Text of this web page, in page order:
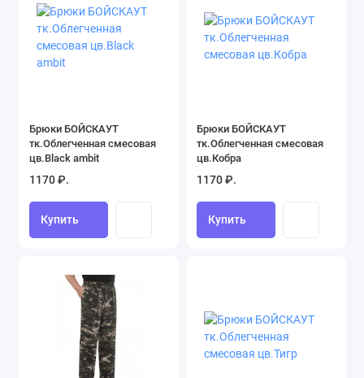
Термобелье (32)
Трикотаж (34)
Брюки БОЙСКАУТ
тк.Облегченная смесовая
цв.Black ambit
1170 ₽.
Купить
Брюки БОЙСКАУТ
тк.Облегченная смесовая
цв.Кобра
1170 ₽.
Купить